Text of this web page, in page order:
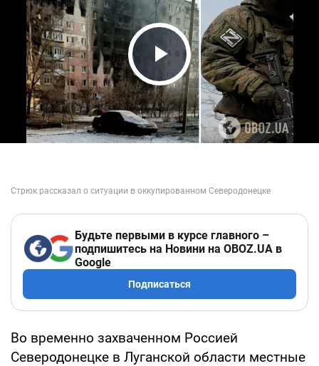
Play Video
Будьте первыми в курсе главного –
подпишитесь на Новини на OBOZ.UA в
Google
Подписаться
Во временно захваченном Россией
Северодонецке в Луганской области местные